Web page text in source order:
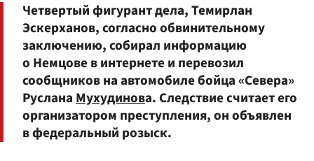
Четвертый фигурант дела, Темирлан
Эскерханов, согласно обвинительному
заключению, собирал информацию
о Немцове в интернете и перевозил
сообщников на автомобиле бойца «Севера»
РусланаМухудинова. Следствие считает его
организатором преступления, он объявлен
в федеральный розыск.